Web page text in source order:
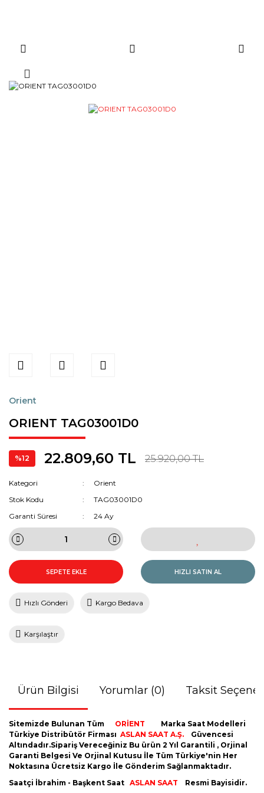
Orient
ORIENT TAG03001D0
%12 22.809,60 TL 25.920,00 TL
Kategori
Orient
Stok Kodu
TAG03001D0
Garanti Süresi
24 Ay
SEPETE EKLE HIZLI SATIN AL
Hızlı Gönderi Kargo Bedava
Karşılaştır
Ürün Bilgisi Yorumlar (0) Taksit
Sitemizde Bulunan Tüm ORİENT
Marka Saat Modelleri
Türkiye Distribütör Firması ASLAN SAAT A.Ş.
Güvencesi
Altındadır.Sipariş Vereceğiniz Bu ürün 2 Yıl Garantili , Orjinal
Garanti Belgesi Ve Orjinal Kutusu İle Tüm Türkiye'nin Her
Noktasına Ücretsiz Kargo İle Gönderim Sağlanmaktadır.
Saatçi İbrahim - Başkent Saat ASLAN SAAT Resmi Bayisidir.